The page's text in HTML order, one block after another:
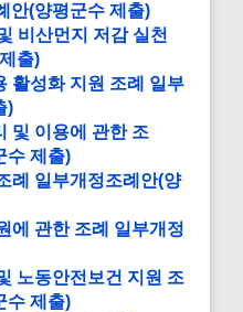
안(양평군수 제출)
비산먼지 저감 실천
출)
활성화 지원 조례 일부
)
및 이용에 관한 조
수 제출)
례 일부개정조례안(양
에 관한 조례 일부개정
노동안전보건 지원 조
수 제출)